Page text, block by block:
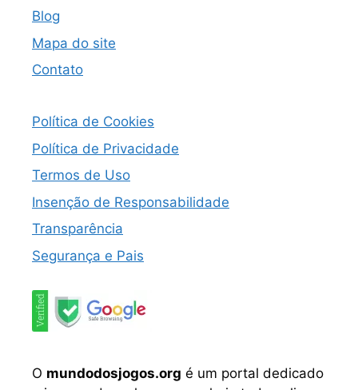
Blog
Mapa do site
Contato
Política de Cookies
Política de Privacidade
Termos de Uso
Insenção de Responsabilidade
Transparência
Segurança e Pais
O mundodosjogos.org é um portal dedicado